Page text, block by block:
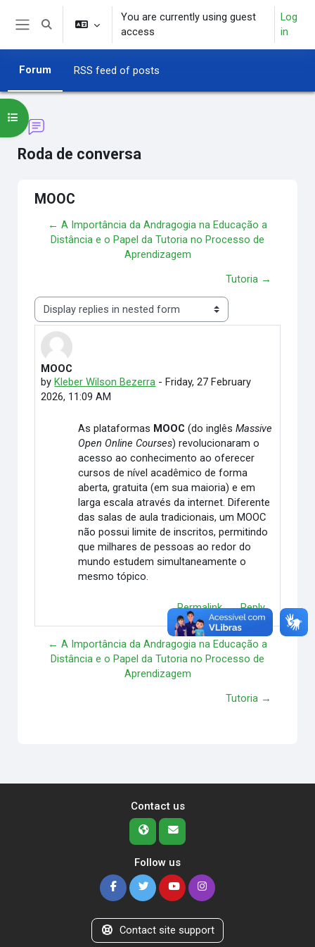
Skip to main content
Toggle search input
You are currently using guest
access
Log
in
Forum RSS feed of posts
Roda de conversa
Open course index
MOOC
← A Importância da Andragogia na Educação a
Distância e o Papel da Tutoria no Processo de
Aprendizagem
Tutoria →
Display mode
MOOC
by Kleber Wilson Bezerra - Friday, 27 February
2026, 11:09 AM
Number of replies: 0
As plataformas MOOC (do inglêsMassive
Open Online Courses) revolucionaram o
acesso ao conhecimento ao oferecer
cursos de nível acadêmico de forma
aberta, gratuita (em sua maioria) e em
larga escala através da internet. Diferente
das salas de aula tradicionais, um MOOC
não possui limite de inscritos, permitindo
que milhares de pessoas ao redor do
mundo estudem simultaneamente o
mesmo tópico.
Permalink Reply
← A Importância da Andragogia na Educação a
Distância e o Papel da Tutoria no Processo de
Aprendizagem
Tutoria →
Contact us
Follow us
Contact site support